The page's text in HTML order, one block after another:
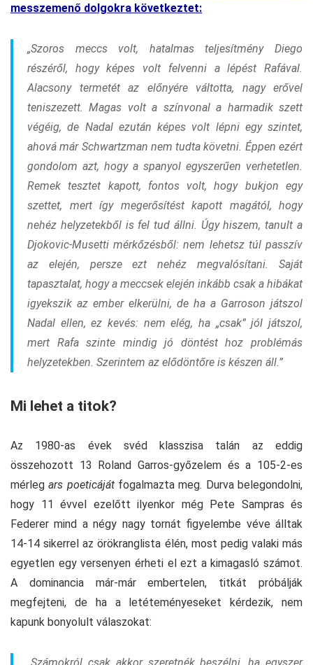
messzemenő dolgokra következtet:
„Szoros meccs volt, hatalmas teljesítmény Diego
részéről, hogy képes volt felvenni a lépést Rafával.
Alacsony termetét az előnyére váltotta, nagy erővel
teniszezett. Magas volt a színvonal a harmadik szett
végéig, de Nadal ezután képes volt lépni egy szintet,
ahová már Schwartzman nem tudta követni. Éppen ezért
gondolom azt, hogy a spanyol egyszerűen verhetetlen.
Remek tesztet kapott, fontos volt, hogy bukjon egy
szettet, mert így megerősítést kapott magától, hogy
nehéz helyzetekből is fel tud állni. Úgy hiszem, tanult a
Djokovic-Musetti mérkőzésből: nem lehetsz túl passzív
az elején, persze ezt nehéz megvalósítani. Saját
tapasztalat, hogy a meccsek elején inkább csak a hibákat
igyekszik az ember elkerülni, de ha a Garroson játszol
Nadal ellen, ez kevés: nem elég, ha „csak” jól játszol,
mert Rafa szinte mindig jó döntést hoz problémás
helyzetekben. Szerintem az elődöntőre is készen áll.”
Mi lehet a titok?
Az 1980-as évek svéd klasszisa talán az eddig
összehozott 13 Roland Garros-győzelem és a 105-2-es
mérlegars poeticájátfogalmazta meg. Durva belegondolni,
hogy 11 évvel ezelőtt ilyenkor még Pete Sampras és
Federer mind a négy nagy tornát figyelembe véve álltak
14-14 sikerrel az örökranglista élén, most pedig valaki más
egyetlen egy versenyen érheti el ezt a kimagasló számot.
A dominancia már-már embertelen, titkát próbálják
megfejteni, de ha a letéteményeseket kérdezik, nem
kapunk bonyolult válaszokat:
„Számokról csak akkor szeretnék beszélni, ha egyszer